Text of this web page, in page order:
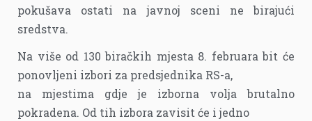
pokušava ostati na javnoj sceni ne birajući
sredstva.
Na više od 130 biračkih mjesta 8. februara bit će
ponovljeni izbori za predsjednika RS-a,
na mjestima gdje je izborna volja brutalno
pokradena. Od tih izbora zavisit će i jedno